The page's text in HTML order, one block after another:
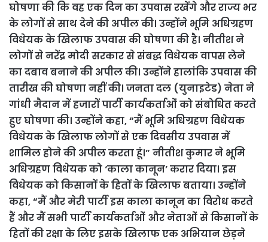
घोषणा की कि वह एक दिन का उपवास रखेंगे और राज्य भर
के लोगों से साथ देने की अपील की। उन्होंने भूमि अधिग्रहण
विधेयक के खिलाफ उपवास की घोषणा की है। नीतीश ने
लोगों से नरेंद्र मोदी सरकार से संबद्ध विधेयक वापस लेने
का दबाव बनाने की अपील की। उन्होंने हालांकि उपवास की
तारीख की घोषणा नहीं की। जनता दल (युनाइटेड) नेता ने
गांधी मैदान में हजारों पार्टी कार्यकर्ताओं को संबोधित करते
हुए घोषणा की। उन्होंने कहा, “मैं भूमि अधिग्रहण विधेयक
विधेयक के खिलाफ लोगों से एक दिवसीय उपवास में
शामिल होने की अपील करता हूं।” नीतीश कुमार ने भूमि
अधिग्रहण विधेयक को ‘काला कानून’ करार दिया। इस
विधेयक को किसानों के हितों के खिलाफ बताया। उन्होंने
कहा, “मैं और मेरी पार्टी इस काला कानून का विरोध करते
हैं और मैं सभी पार्टी कार्यकर्ताओं और नेताओं से किसानों के
हितों की रक्षा के लिए इसके खिलाफ एक अभियान छेड़ने